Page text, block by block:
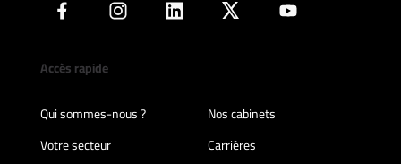
Accès rapide
Qui sommes-nous ?
Nos cabinets
Votre secteur
Carrières